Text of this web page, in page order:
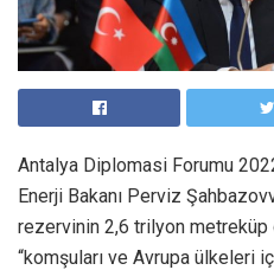
Antalya Diplomasi Forumu
Enerji Bakanı Perviz
rezervinin 2,6 trilyon metreküp
“komşuları ve Avrupa ülkeleri